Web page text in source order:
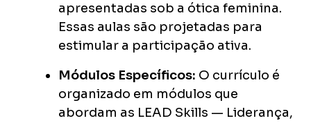
apresentadas sob a ótica feminina.
Essas aulas são projetadas para
estimular a participação ativa.
Módulos Específicos: O currículo é
organizado em módulos que
abordam as LEAD Skills — Liderança,